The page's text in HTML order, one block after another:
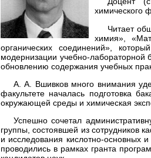
химического
Читает
химия»,
органических соединений»,
модернизации учебно-
обновлению содержания учебных
А. А. Вшивков много внимания
факультете началась подготовка
окружающей среды и химическая
Успешно сочетал
группы, состоявшей из сотрудников
и исследования кислотно-основных
проводились в рамках гранта